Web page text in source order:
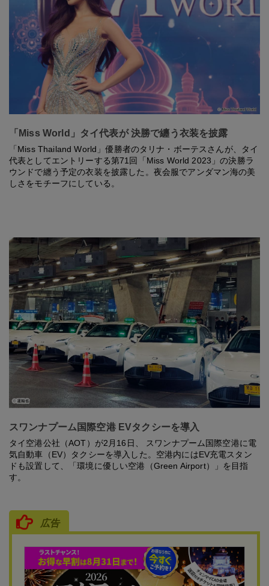
「Miss World」タイ代表が 決勝で纏う衣装を披露
「Miss Thailand World」優勝者のタリナ・ボーテスさんが、タイ
代表としてエントリーする第71回「Miss World 2023」の決勝ラ
ウンドで纏う予定の衣装を披露した。夜会服でアンダマン海の美
しさをモチーフにしている。
スワンナプーム国際空港 EVタクシーを導入
タイ空港公社（AOT）が2月16日、 スワンナプーム国際空港に電
気自動車（EV）タクシーを導入した。空港内にはEV充電スタン
ドも設置して、「環境に優しい空港（Green Airport）」を目指
す。
広告